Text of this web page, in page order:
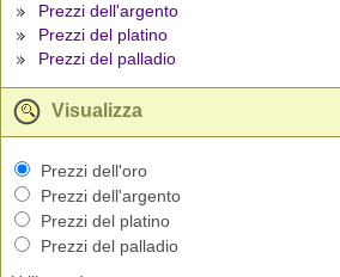
Prezzi dell'argento
Prezzi del platino
Prezzi del palladio
Visualizza
Prezzi dell'oro
Prezzi dell'argento
Prezzi del platino
Prezzi del palladio